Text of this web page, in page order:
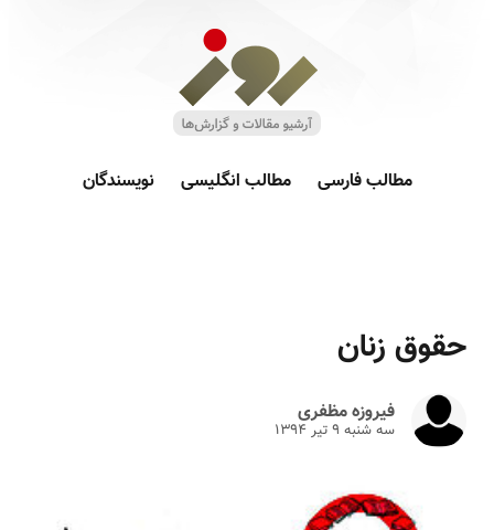
مطالب فارسی مطالب انگلیسی نویسندگان
حقوق زنان
فیروزه مظفری
سه شنبه ۹ تير ۱۳۹۴